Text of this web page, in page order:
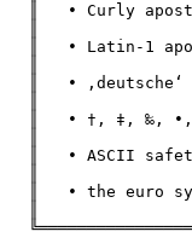
║   • Curly
║   • Latin-1
║   • ‚deutsche‘
║   • †, ‡, ‰,
║   • ASCII
║
║   • the euro
║